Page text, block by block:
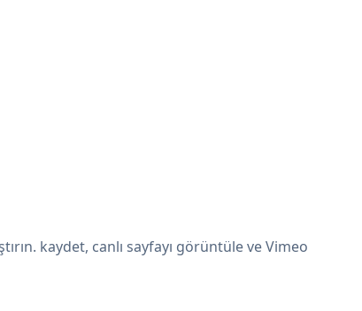
kaydet, canlı sayfayı görüntüle ve Vimeo